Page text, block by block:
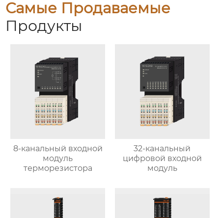
Самые Продаваемые
Продукты
8-канальный входной
модуль
терморезистора
32-канальный
цифровой входной
модуль